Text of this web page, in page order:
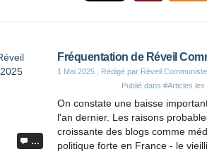
…
Fréquentation de Réveil
1 Mai 2025 , Rédigé par Réveil Communiste
Publié dans #Articles
On constate une baisse
l'an dernier. Les raisons
croissante des blogs comme
politique forte en France - le